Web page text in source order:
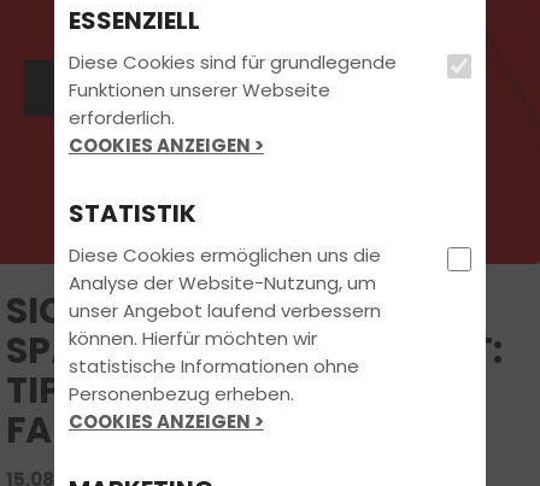
Jetzt Kontakt aufnehmen
SICHER DURCH
SPÄTSOMMER UND HERBST:
TIPPS & TRENDS FÜR
FAHRSCHÜLER
15.08.2025 | FAHRSCHUL-WISSEN
ESSENZIELL
Diese Cookies sind für grundlegende
Funktionen unserer Webseite
erforderlich.
COOKIES ANZEIGEN >
STATISTIK
Diese Cookies ermöglichen uns die
Analyse der Website-Nutzung, um
unser Angebot laufend verbessern
können. Hierfür möchten wir
statistische Informationen ohne
Personenbezug erheben.
COOKIES ANZEIGEN >